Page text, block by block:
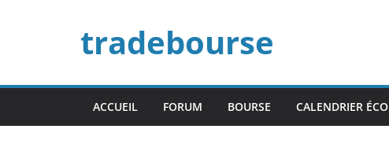
tradebourse
ACCUEIL FORUM BOURSE CALENDRIER ÉCO